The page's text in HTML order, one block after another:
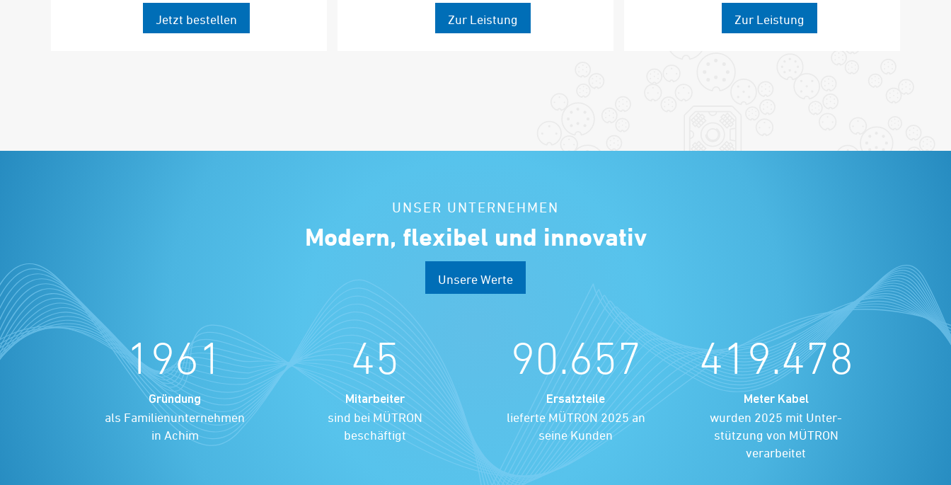
Zur Leistung Zur Leistung Zur Leistung
UNSER UNTERNEHMEN
Modern, flexibel und innovativ
Unsere Werte
1961
Gründung
als Familien­unternehmen
in Achim
45
Mitarbeiter
sind bei MÜTRON
beschäftigt
90.657
Ersatzteile
lieferte MÜTRON 2025 an
seine Kunden
419.478
Meter Kabel
wurden 2025 mit Unter-
stützung von MÜTRON
verarbeitet